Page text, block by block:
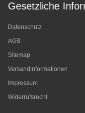
Gesetzliche
Datenschutz
AGB
Sitemap
Versandinformationen
Impressum
Widerrufsrecht